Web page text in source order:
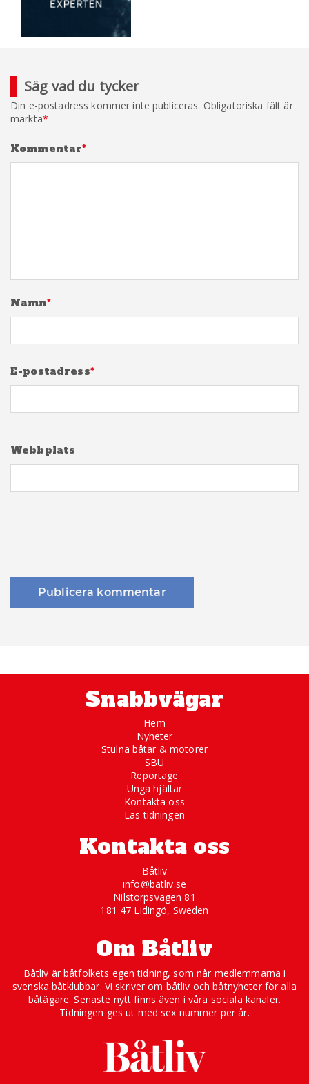
Säg vad du tycker
Din e-postadress kommer inte publiceras. Obligatoriska fält är
märkta*
Kommentar*
Namn*
E-postadress*
Webbplats
Snabbvägar
Hem
Nyheter
Stulna båtar & motorer
SBU
Reportage
Unga hjältar
Kontakta oss
Läs tidningen
Kontakta oss
Båtliv
info@batliv.se
Nilstorpsvägen 81
181 47 Lidingö, Sweden
Om Båtliv
Båtliv är båtfolkets egen tidning, som når medlemmarna i
svenska båtklubbar. Vi skriver om båtliv och båtnyheter för alla
båtägare. Senaste nytt finns även i våra sociala kanaler.
Tidningen ges ut med sex nummer per år.